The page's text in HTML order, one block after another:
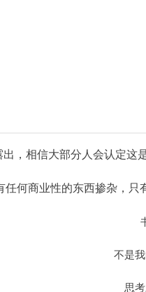
，相信大部分人会认定这
任何商业性的东西掺杂，
不是
思